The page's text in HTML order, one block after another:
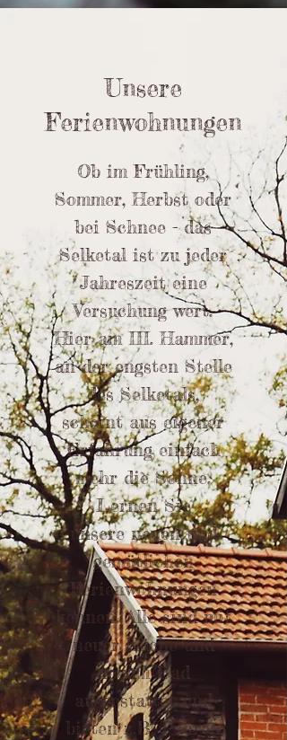
Unsere
Ferienwohnungen
Ob im Frühling,
Sommer, Herbst oder
bei Schnee - das
Selketal ist zu jeder
Jahreszeit eine
Versuchung wert.
Hier am III. Hammer,
an der engsten Stelle
des Selketals,
scheint aus eigener
Erfahrung einfach
mehr die Sonne.
Lernen Sie
unsere neuen und
gemütlichen
Ferienwohnungen
kennen. Alle sind mit
neuer Küche und
neuem Bad
ausgestattet und
bieten z.B. Paaren